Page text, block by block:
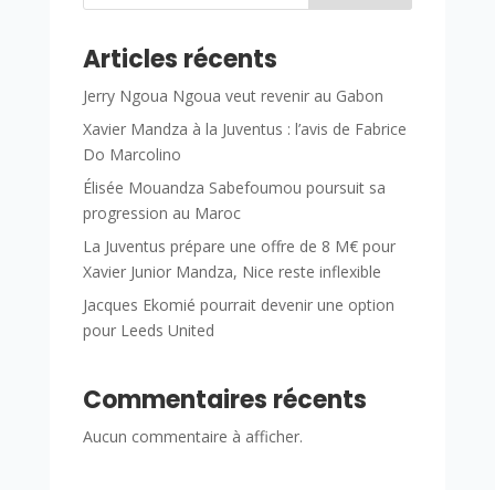
Articles récents
Jerry Ngoua Ngoua veut revenir au Gabon
Xavier Mandza à la Juventus : l’avis de Fabrice
Do Marcolino
Élisée Mouandza Sabefoumou poursuit sa
progression au Maroc
La Juventus prépare une offre de 8 M€ pour
Xavier Junior Mandza, Nice reste inflexible
Jacques Ekomié pourrait devenir une option
pour Leeds United
Commentaires récents
Aucun commentaire à afficher.